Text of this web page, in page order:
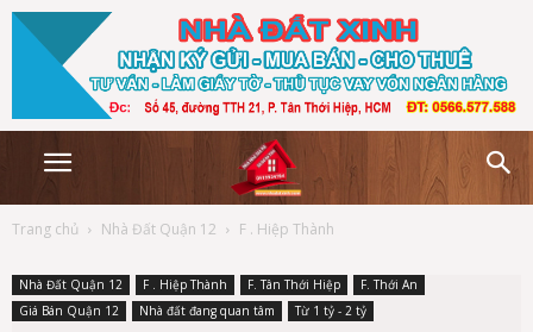
Trang chủ Nhà Đất Quận 12 F . Hiệp Thành
Nhà Đất Quận 12 F . Hiệp Thành F. Tân Thới Hiệp
F. Thới An
Giá Bán Quận 12
Nhà đất đang quan tâm Từ 1 tỷ - 2 tỷ